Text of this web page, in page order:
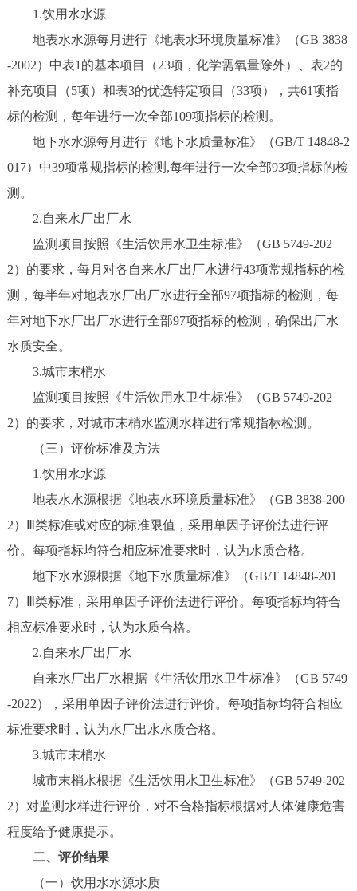
1.饮用水水源
地表水水源每月进行《地表水环境质量标准》（GB 3838
-2002）中表1的基本项目（23项，化学需氧量除外）、表2的
补充项目（5项）和表3的优选特定项目（33项），共61项指
标的检测，每年进行一次全部109项指标的检测。
地下水水源每月进行《地下水质量标准》（GB/T 14848-2
017）中39项常规指标的检测,每年进行一次全部93项指标的检
测。
2.自来水厂出厂水
监测项目按照《生活饮用水卫生标准》（GB 5749-202
2）的要求，每月对各自来水厂出厂水进行43项常规指标的检
测，每半年对地表水厂出厂水进行全部97项指标的检测，每
年对地下水厂出厂水进行全部97项指标的检测，确保出厂水
水质安全。
3.城市末梢水
监测项目按照《生活饮用水卫生标准》（GB 5749-202
2）的要求，对城市末梢水监测水样进行常规指标检测。
（三）评价标准及方法
1.饮用水水源
地表水水源根据《地表水环境质量标准》（GB 3838-200
2）Ⅲ类标准或对应的标准限值，采用单因子评价法进行评
价。每项指标均符合相应标准要求时，认为水质合格。
地下水水源根据《地下水质量标准》（GB/T 14848-201
7）Ⅲ类标准，采用单因子评价法进行评价。每项指标均符合
相应标准要求时，认为水质合格。
2.自来水厂出厂水
自来水厂出厂水根据《生活饮用水卫生标准》（GB 5749
-2022），采用单因子评价法进行评价。每项指标均符合相应
标准要求时，认为水厂出水水质合格。
3.城市末梢水
城市末梢水根据《生活饮用水卫生标准》（GB 5749-202
2）对监测水样进行评价，对不合格指标根据对人体健康危害
程度给予健康提示。
二、评价结果
（一）饮用水水源水质